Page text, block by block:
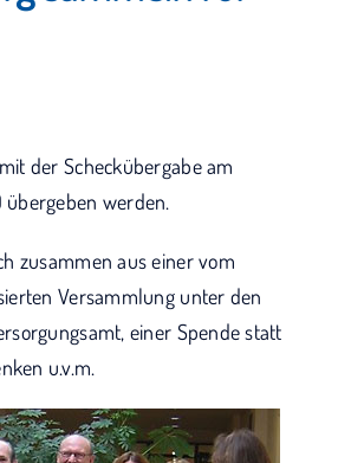
haben.
der Scheckübergabe am
übergeben werden.
zusammen aus einer vom
Versammlung unter den
einer Spende statt
u.v.m.